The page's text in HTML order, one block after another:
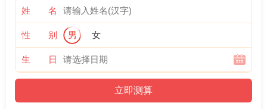
姓 名
性 别 男 女
生 日